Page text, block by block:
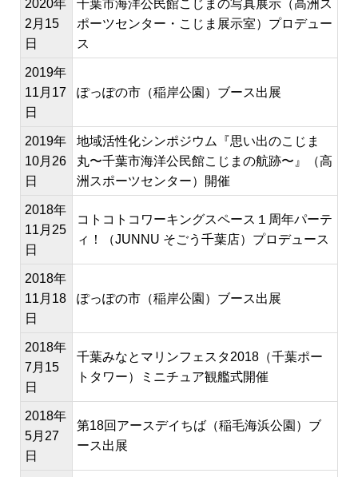
2020年
2月15
日
千葉市海洋公民館こじまの写真展示（高洲ス
ポーツセンター・こじま展示室）プロデュー
ス
2019年
11月17
日
ぽっぽの市（稲岸公園）ブース出展
2019年
10月26
日
地域活性化シンポジウム『思い出のこじま
丸〜千葉市海洋公民館こじまの航跡〜』（高
洲スポーツセンター）開催
2018年
11月25
日
コトコトコワーキングスペース１周年パーテ
ィ！（JUNNU そごう千葉店）プロデュース
2018年
11月18
日
ぽっぽの市（稲岸公園）ブース出展
2018年
7月15
日
千葉みなとマリンフェスタ2018（千葉ポー
トタワー）ミニチュア観艦式開催
2018年
5月27
日
第18回アースデイちば（稲毛海浜公園）ブ
ース出展